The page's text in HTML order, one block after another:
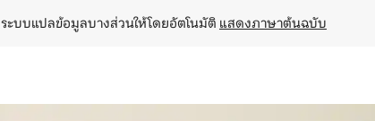
ระบบแปลข้อมูลบางส่วนให้โดยอัตโนมัติ แสดงภาษาต้นฉบับ